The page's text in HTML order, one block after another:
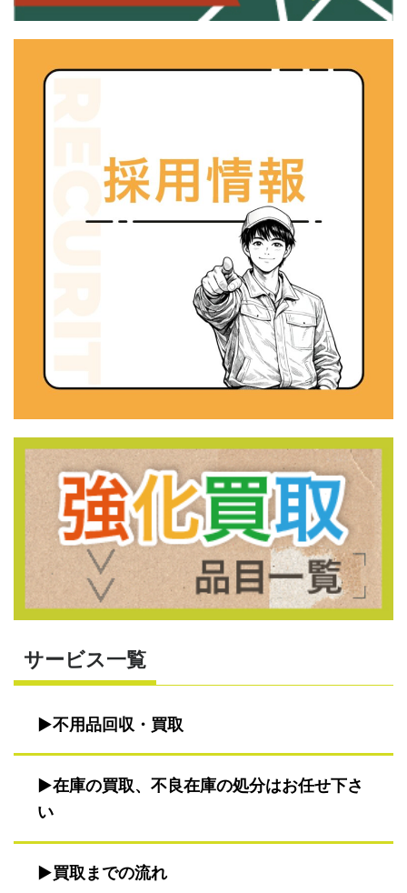
サービス一覧
不用品回収・買取
在庫の買取、不良在庫の処分はお任せ下さ
い
買取までの流れ